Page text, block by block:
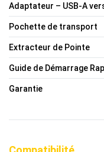
Adaptateur – USB-A
Pochette de transport
Extracteur de Pointe
Guide de Démarrage
Garantie